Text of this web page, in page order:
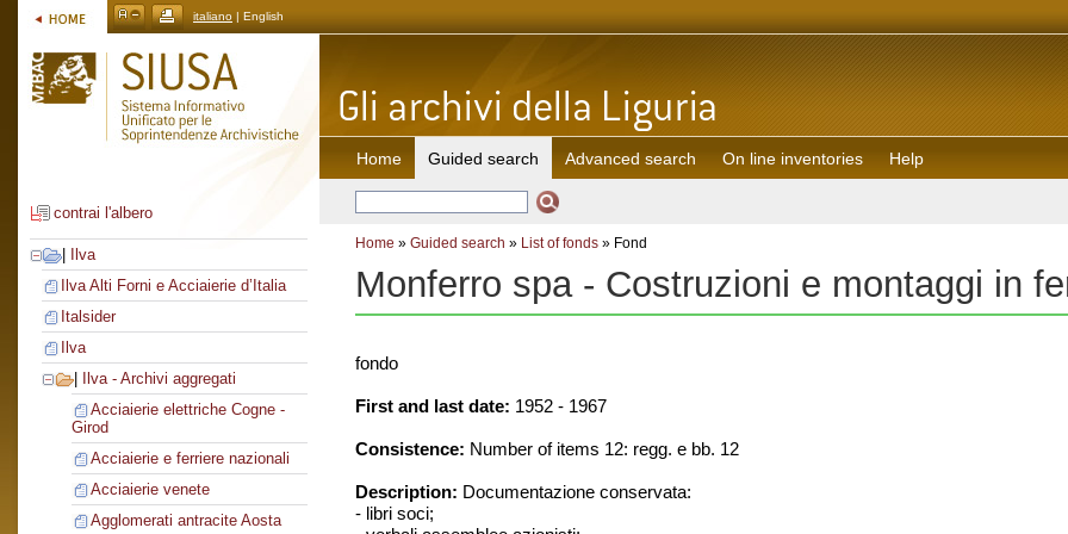
italiano | English
contrai l'albero
Ilva
Ilva Alti Forni e Acciaierie d’Italia
Italsider
Ilva
Ilva - Archivi aggregati
Acciaierie elettriche Cogne -
Girod
Acciaierie e ferriere nazionali
Acciaierie venete
Agglomerati antracite Aosta
Home Guided search Advanced search On line inventories Help
Home » Guided search » List of fonds » Fond
Monferro spa - Costruzioni e montaggi in
fondo
First and last date: 1952 - 1967
Consistence: Number of items 12: regg. e bb. 12
Description: Documentazione conservata:
- libri soci;